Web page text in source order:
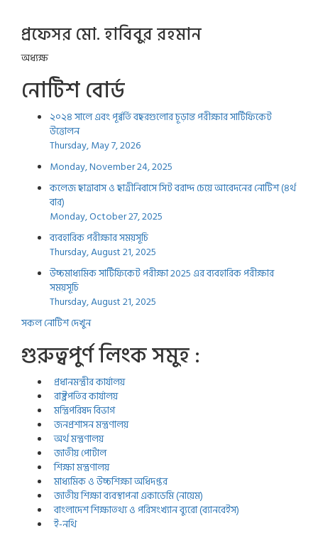
প্রফেসর মো. হাবিবুর রহমান
অধ্যক্ষ
নোটিশ বোর্ড
২০২৪ সালে এবং পূর্ব্বর্তি বছরগুলোর চূড়ান্ত পরীক্ষার সার্টিফিকেট
উত্তোলন
Thursday, May 7, 2026
Monday, November 24, 2025
কলেজ ছাত্রাবাস ও ছাত্রীনিবাসে সিট বরাদ্দ চেয়ে আবেদনের নোটিশ (৪র্থ
বার)
Monday, October 27, 2025
ব্যবহারিক পরীক্ষার সময়সূচি
Thursday, August 21, 2025
উচ্চমাধ্যমিক সার্টিফিকেট পরীক্ষা 2025 এর ব্যবহারিক পরীক্ষার
সময়সূচি
Thursday, August 21, 2025
সকল নোটিশ দেখুন
গুরুত্বপুর্ণ লিংক সমুহ :
প্রধানমন্ত্রীর কার্যালয়
রাষ্ট্রপতির কার্যালয়
মন্ত্রিপরিষদ বিভাগ
জনপ্রশাসন মন্ত্রণালয়
অর্থ মন্ত্রণালয়
জাতীয় পোর্টাল
শিক্ষা মন্ত্রণালয়
মাধ্যমিক ও উচ্চশিক্ষা অধিদপ্তর
জাতীয় শিক্ষা ব্যবস্থাপনা একাডেমি (নায়েম)
বাংলাদেশ শিক্ষাতথ্য ও পরিসংখ্যান ব্যুরো (ব্যানবেইস)
ই-নথি